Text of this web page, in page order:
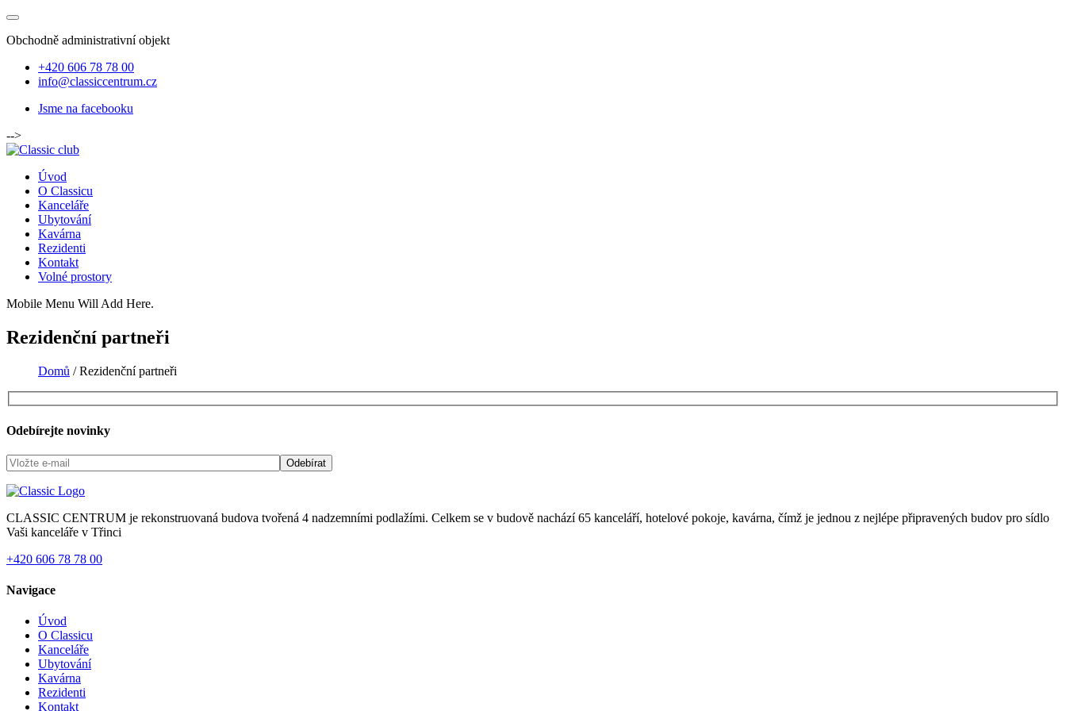
Obchodně administrativní objekt
+420 606 78 78 00
info@classiccentrum.cz
Jsme na facebooku
-->
Úvod
O Classicu
Kanceláře
Ubytování
Kavárna
Rezidenti
Kontakt
Volné prostory
Mobile Menu Will Add Here.
Rezidenční partneři
Domů /Rezidenční partneři
Odebírejte novinky
CLASSIC CENTRUM je rekonstruovaná budova tvořená 4 nadzemními podlažími. Celkem se v budově nachází 65 kanceláří, hotelové pokoje, kavárna, čímž je jednou z nejlépe připravených budov pro sídlo
Vaši kanceláře v Třinci
+420 606 78 78 00
Navigace
Úvod
O Classicu
Kanceláře
Ubytování
Kavárna
Rezidenti
Kontakt